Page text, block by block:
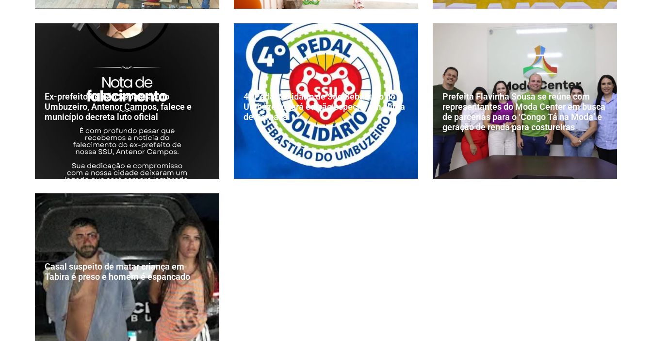
Ex-prefeito de São Sebastião do
Umbuzeiro, Antenor Campos, falece e
município decreta luto oficial
4º Pedal Solidário de São Sebastião do
Umbuzeiro terá edição especial em clima
de Carnaval
Prefeita Flavinha Sousa se reúne com
representantes do Moda Center em busca
de parcerias para o ‘Congo Tá na Moda’ e
geração de renda para costureiras
Casal suspeito de matar criança em
Tabira é preso e homem é espancado